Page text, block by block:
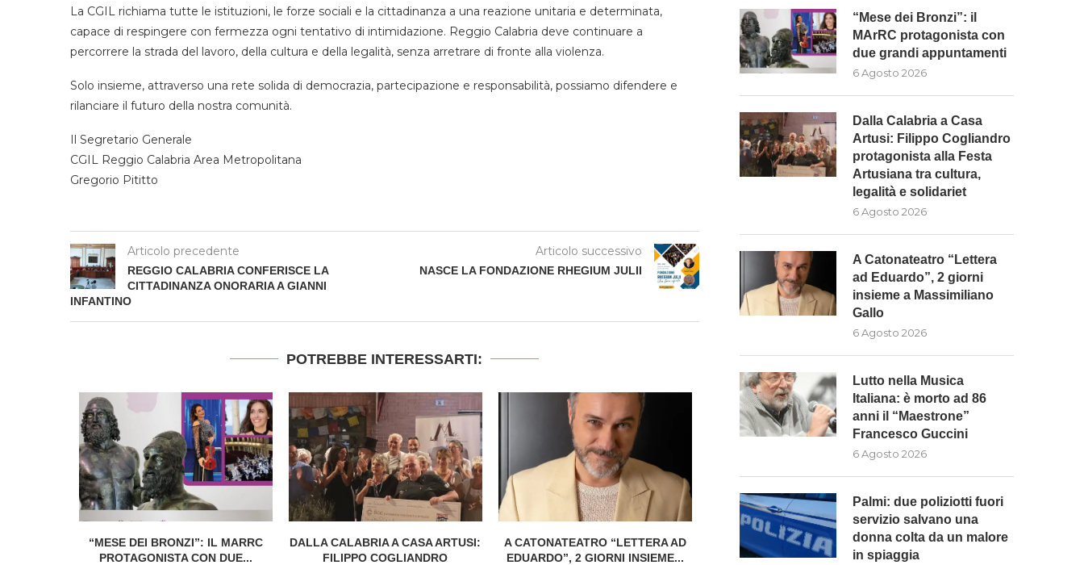
La CGIL richiama tutte le istituzioni, le forze sociali e la cittadinanza a una reazione unitaria e determinata,
capace di respingere con fermezza ogni tentativo di intimidazione. Reggio Calabria deve continuare a
percorrere la strada del lavoro, della cultura e della legalità, senza arretrare di fronte alla violenza.
Solo insieme, attraverso una rete solida di democrazia, partecipazione e responsabilità, possiamo difendere e
rilanciare il futuro della nostra comunità.
Il Segretario Generale
CGIL Reggio Calabria Area Metropolitana
Gregorio Pititto
Articolo precedente
REGGIO CALABRIA CONFERISCE LA
CITTADINANZA ONORARIA A GIANNI
INFANTINO
Articolo successivo
NASCE LA FONDAZIONE RHEGIUM JULII
POTREBBE INTERESSARTI:
“MESE DEI BRONZI”: IL MARRC
PROTAGONISTA CON DUE...
DALLA CALABRIA A CASA ARTUSI:
FILIPPO COGLIANDRO
A CATONATEATRO “LETTERA AD
EDUARDO”, 2 GIORNI INSIEME...
LUTTO NELLA MUSICA ITALIANA:
È MORTO AD 86...
PALMI: DUE POLIZIOTTI
“Mese dei Bronzi”: il
MArRC protagonista con
due grandi appuntamenti
6 Agosto 2026
Dalla Calabria a Casa
Artusi: Filippo Cogliandro
protagonista alla Festa
Artusiana tra cultura,
legalità e solidariet
6 Agosto 2026
A Catonateatro “Lettera
ad Eduardo”, 2 giorni
insieme a Massimiliano
Gallo
6 Agosto 2026
Lutto nella Musica
Italiana: è morto ad 86
anni il “Maestrone”
Francesco Guccini
6 Agosto 2026
Palmi: due poliziotti fuori
servizio salvano una
donna colta da un malore
in spiaggia